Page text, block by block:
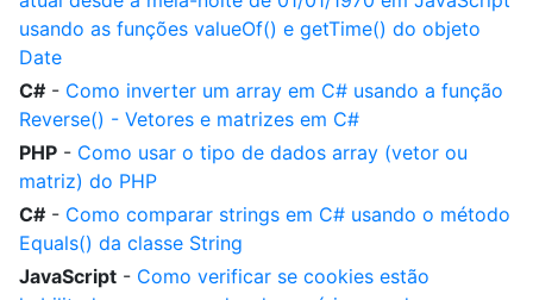
usando as funções valueOf() e getTime() do objeto
Date
C# - Como inverter um array em C# usando a função
Reverse() - Vetores e matrizes em C#
PHP - Como usar o tipo de dados array (vetor ou
matriz) do PHP
C# - Como comparar strings em C# usando o método
Equals() da classe String
JavaScript - Como verificar se cookies estão